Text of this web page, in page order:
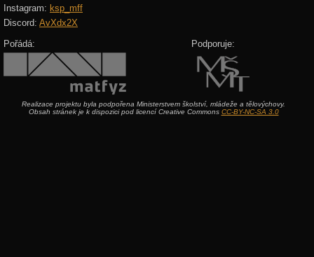
Instagram: ksp_mff
Discord: AvXdx2X
Pořádá: Podporuje:
Realizace projektu byla podpořena Ministerstvem školství, mládeže a tělovýchovy.
Obsah stránek je k dispozici pod licencí Creative Commons CC-BY-NC-SA 3.0